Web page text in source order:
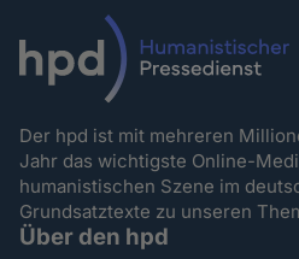
Der hpd ist mit mehreren
Jahr das wichtigste Online-
humanistischen Szene im
Grundsatztexte zu unseren
Über den hpd